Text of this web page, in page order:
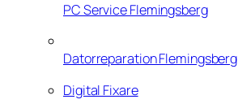
PC Service Flemingsberg
Datorreparation Flemingsberg
Digital Fixare